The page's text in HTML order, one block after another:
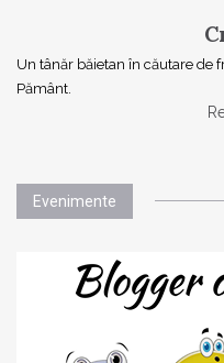
Un tânăr băietan în căutare de
Pământ.
Evenimente